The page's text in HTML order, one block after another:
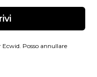
Ecwid. Posso annullare